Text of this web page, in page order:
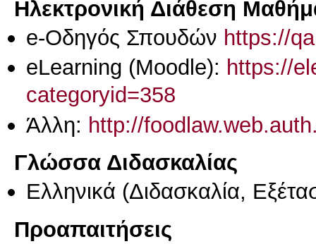
Ηλεκτρονική Διάθεση
e-Οδηγός Σπουδών https://
eLearning (Moodle): https://
categoryid=358
Άλλη: http://
Γλώσσα Διδασκαλίας
Ελληνικά (Διδασκαλία,
Προαπαιτήσεις